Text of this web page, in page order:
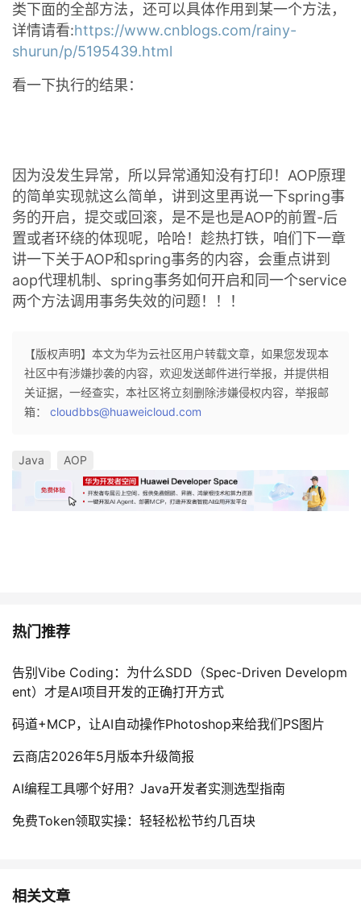
类下面的全部方法，还可以具体作用到某一个方法，
详情请看:https://www.cnblogs.com/rainy-
shurun/p/5195439.html
看一下执行的结果：
因为没发生异常，所以异常通知没有打印！AOP原理
的简单实现就这么简单，讲到这里再说一下spring事
务的开启，提交或回滚，是不是也是AOP的前置-后
置或者环绕的体现呢，哈哈！趁热打铁，咱们下一章
讲一下关于AOP和spring事务的内容，会重点讲到
aop代理机制、spring事务如何开启和同一个service
两个方法调用事务失效的问题！！！
【版权声明】本文为华为云社区用户转载文章，如果您发现本
社区中有涉嫌抄袭的内容，欢迎发送邮件进行举报，并提供相
关证据，一经查实，本社区将立刻删除涉嫌侵权内容，举报邮
箱： cloudbbs@huaweicloud.com
Java AOP
热门推荐
告别Vibe Coding：为什么SDD（Spec-Driven Developm
ent）才是AI项目开发的正确打开方式
码道+MCP，让AI自动操作Photoshop来给我们PS图片
云商店2026年5月版本升级简报
AI编程工具哪个好用？Java开发者实测选型指南
免费Token领取实操：轻轻松松节约几百块
相关文章